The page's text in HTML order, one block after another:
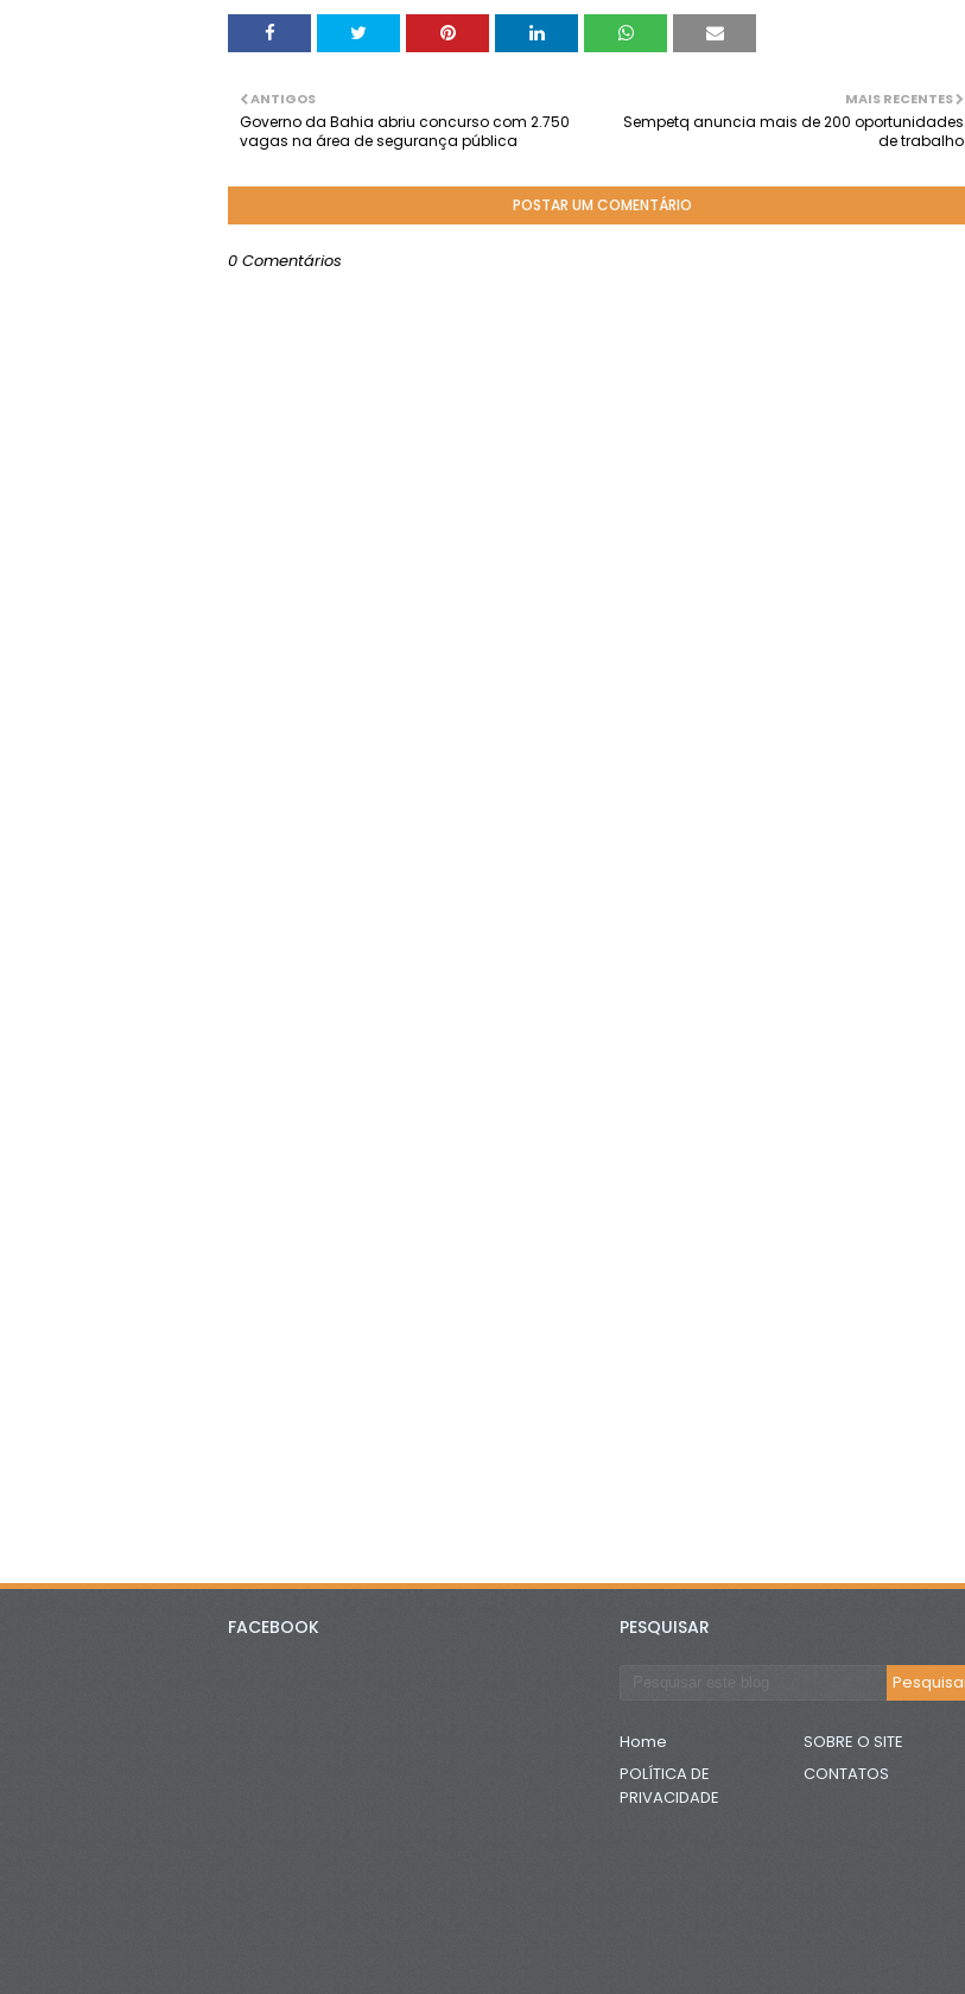
MAIS RECENTES
Sempetq anuncia mais de 200 oportunidades
de trabalho
ANTIGOS
Governo da Bahia abriu concurso com 2.750
vagas na área de segurança pública
POSTAR UM COMENTÁRIO
0 Comentários
FACEBOOK PESQUISAR
Home
SOBRE O SITE
POLÍTICA DE
PRIVACIDADE
CONTATOS